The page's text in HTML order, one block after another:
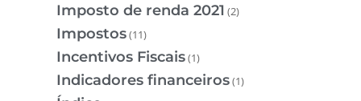
Imposto de renda 2021 (2)
Impostos(11)
Incentivos Fiscais(1)
Indicadores financeiros(1)